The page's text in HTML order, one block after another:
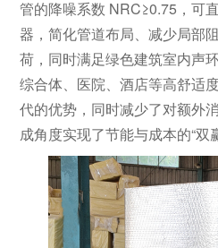
管的降噪系数 NRC≥0.75，可
器，简化管道布局、减少局部
荷，同时满足绿色建筑室内声
综合体、医院、酒店等高舒适
代的优势，同时减少了对额外
成角度实现了节能与成本的“双赢